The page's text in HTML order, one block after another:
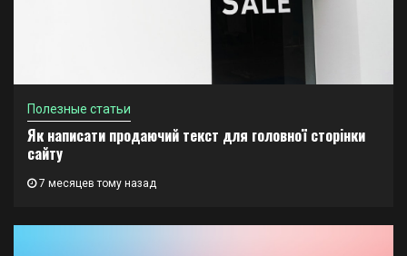
Полезные статьи
Як написати продаючий текст для головної сторінки
сайту
7 месяцев тому назад